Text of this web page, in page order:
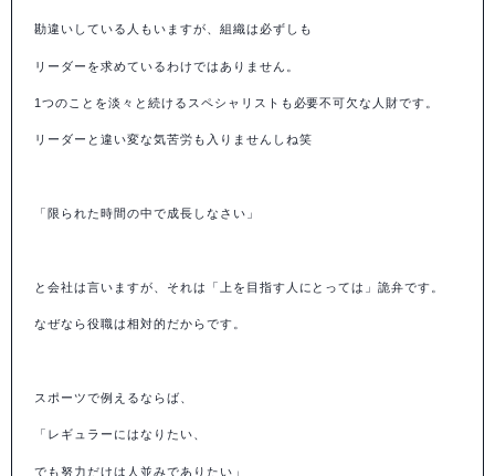
勘違いしている人もいますが、組織は必ずしも
リーダーを求めているわけではありません。
1 つのことを淡々と続けるスペシャリストも必要不可欠な人財です。
リーダーと違い変な気苦労も入りませんしね笑
「限られた時間の中で成長しなさい」
と会社は言いますが、それは「上を目指す人にとっては」詭弁です。
なぜなら役職は相対的だからです。
スポーツで例えるならば、
「レギュラーにはなりたい、
でも努力だけは人並みでありたい」